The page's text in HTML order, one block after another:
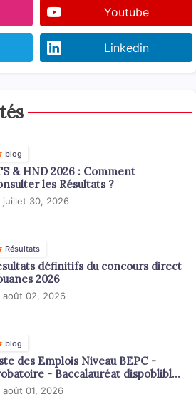
Youtube
Linkedin
blog
& HND 2026 : Comment
les Résultats ?
juillet 30, 2026
Résultats
définitifs du concours direct
2026
août 02, 2026
blog
des Emplois Niveau BEPC -
- Baccalauréat dispoblible
2026
août 01, 2026